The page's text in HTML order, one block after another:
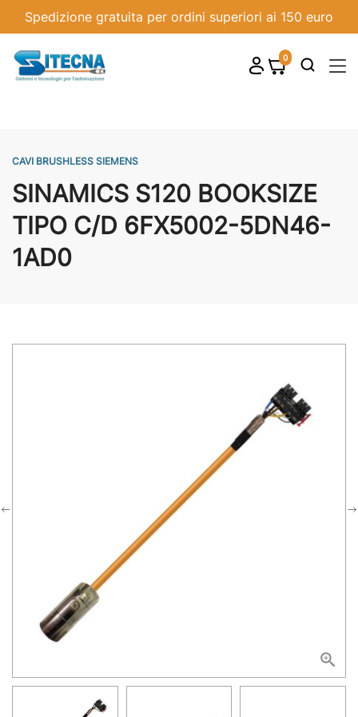
Spedizione gratuita per ordini superiori ai 150 euro
 shopping_cart0
CAVI BRUSHLESS SIEMENS
SINAMICS S120 BOOKSIZE
TIPO C/D 6FX5002-5DN46-
1AD0